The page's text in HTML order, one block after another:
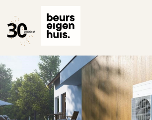
naar
de
gaan